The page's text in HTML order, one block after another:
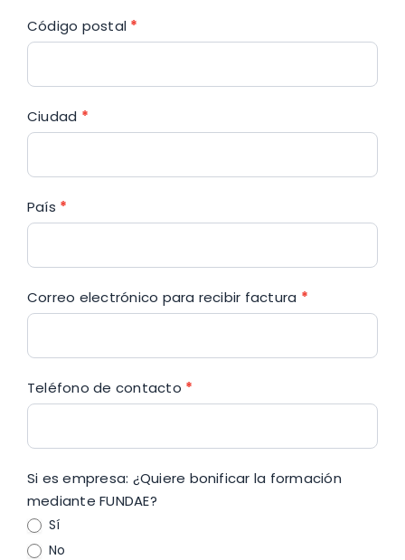
Código postal *
Ciudad *
País *
Correo electrónico para recibir factura *
Teléfono de contacto *
Si es empresa: ¿Quiere bonificar la formación
mediante FUNDAE?
Sí
No